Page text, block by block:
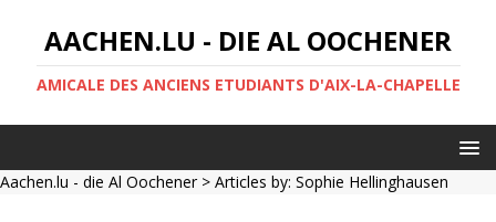
AACHEN.LU - DIE AL OOCHENER
AMICALE DES ANCIENS ETUDIANTS D'AIX-LA-CHAPELLE
Aachen.lu - die Al Oochener> Articles by: Sophie Hellinghausen